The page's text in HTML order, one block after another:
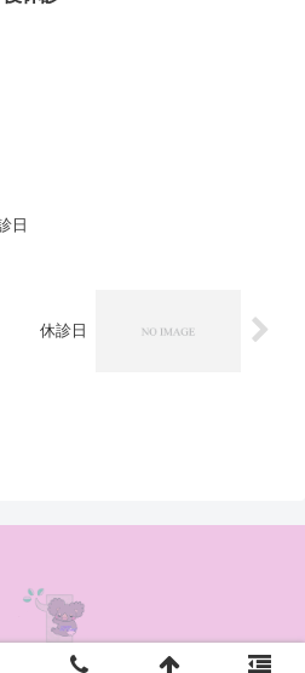
日
休診日
鼻咽喉科クリニック.